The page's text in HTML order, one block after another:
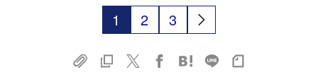
1 2 3